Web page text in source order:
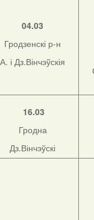
04.03
Гродзенскі р-н
А. і Дз.Вінчэўскія
16.03
Гродна
Дз.Вінчэўскі